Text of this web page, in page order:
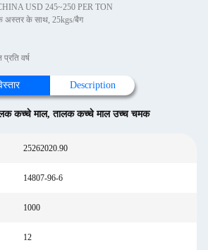
USD 245~250 PER TON
अस्तर के साथ, 25kgs/बैग
वर्ष
Description
कच्चे माल,तालक कच्चे माल उच्च चमक
25262020.90
14807-96-6
1000
12